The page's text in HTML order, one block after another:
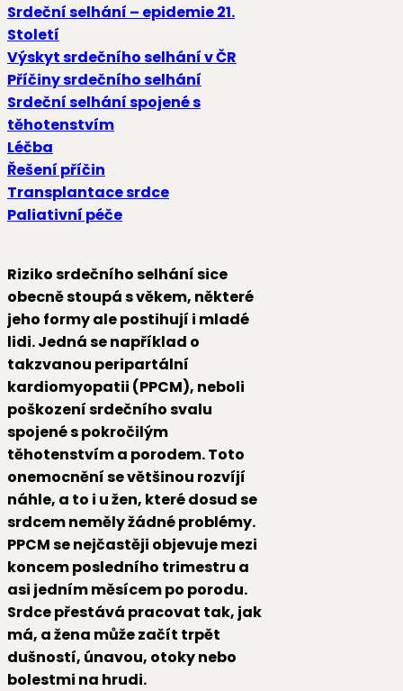
Srdeční selhání – epidemie 21.
Století
Výskyt srdečního selhání v ČR
Příčiny srdečního selhání
Srdeční selhání spojené s
těhotenstvím
Léčba
Řešení příčin
Transplantace srdce
Paliativní péče
Riziko srdečního selhání sice
obecně stoupá s věkem, některé
jeho formy ale postihují i mladé
lidi. Jedná se například o
takzvanou peripartální
kardiomyopatii (PPCM), neboli
poškození srdečního svalu
spojené s pokročilým
těhotenstvím a porodem. Toto
onemocnění se většinou rozvíjí
náhle, a to i u žen, které dosud se
srdcem neměly žádné problémy.
PPCM se nejčastěji objevuje mezi
koncem posledního trimestru a
asi jedním měsícem po porodu.
Srdce přestává pracovat tak, jak
má, a žena může začít trpět
dušností, únavou, otoky nebo
bolestmi na hrudi.